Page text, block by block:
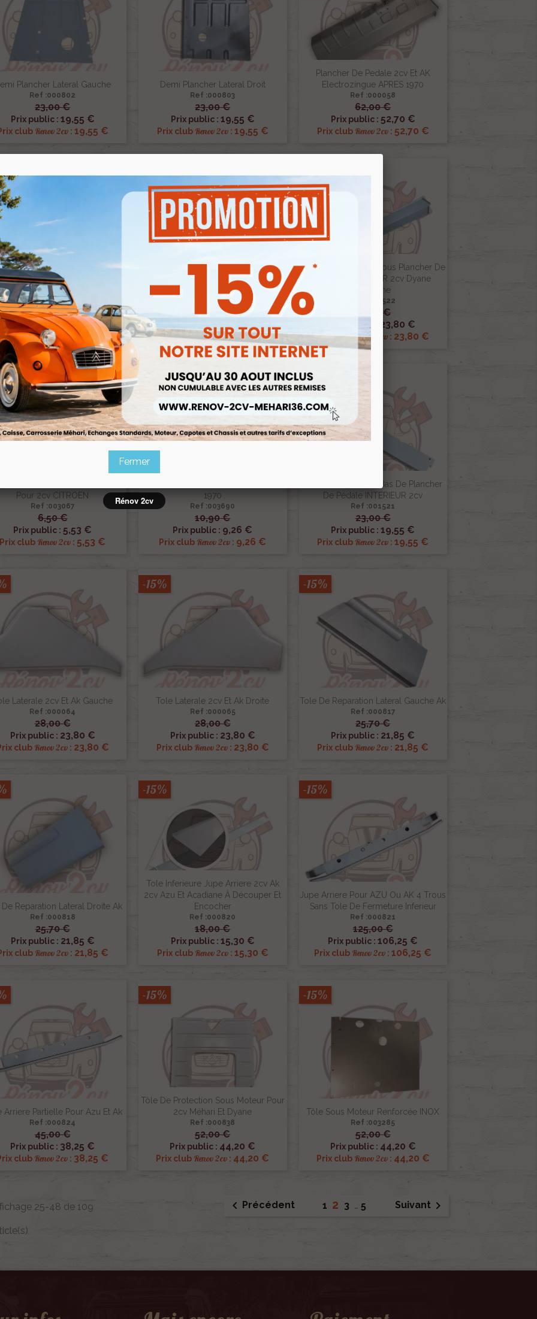
Plancher Lateral Gauche
Ref :000802
23,00 €
Prix public : 19,55 €
club Renov 2cv: 19,55 €
 Aperçu rapide
Demi Plancher Lateral Droit
Ref :000803
23,00 €
Prix public : 19,55 €
Prix club Renov 2cv: 19,55 €
 Aperçu rapide
Plancher De Pedale 2cv Et AK
Electrozingue APRES 1970
Ref :000058
62,00 €
Prix public : 52,70 €
Prix club Renov 2cv: 52,70 €
 Aperçu rapide
De Pedale 2cv Et AZU
AVANT 1970 Avec
Bagues En Bronze
Ref :000061
62,00 €
Prix public :52,70 €
clubRenov 2cv: 52,70 €
Aperçu rapide
Petit Plancher De Pedale De
Reparation INTERIEUR 2cv Avec
Ref :001656
26,00 €
Prix public : 22,10 €
Prix club Renov 2cv:22,10 €
-15%
Aperçu rapide
Tôle De Réparation Sous Plancher De
Pédale EXTERIEUR 2cv Dyane
Acadiane
Ref :001522
28,00 €
23,80 €
Prix clubRenov 2cv : 23,80 €
-15%
Aperçu rapide
Pour 2cv CITROEN
Ref :003067
6,50 €
Prix public : 5,53 €
Prix club Renov 2cv : 5,53 €
 Aperçu rapide
Renfort Guidage Pédale Ancien
1970
Ref :003690
10,90 €
Prix public : 9,26 €
Prix club Renov 2cv : 9,26 €
-15%
 Aperçu rapide
Tôle De Réparation Bas De Plancher
De Pédale INTERIEUR 2cv
Ref :001521
23,00 €
Prix public :19,55 €
Prix club Renov 2cv :19,55 €
-15%
 Aperçu rapide
Laterale 2cv Et Ak Gauche
Ref :000064
28,00 €
Prix public : 23,80 €
club Renov 2cv: 23,80 €
 Aperçu rapide
Tole Laterale 2cv Et Ak Droite
Ref :000065
28,00 €
Prix public : 23,80 €
Prix club Renov 2cv: 23,80 €
-15%
 Aperçu rapide
Tole De Reparation Lateral Gauche Ak
Ref :000817
25,70 €
Prix public : 21,85 €
Prix club Renov 2cv : 21,85 €
-15%
 Aperçu rapide
Reparation Lateral Droite Ak
Ref :000818
25,70 €
Prix public : 21,85 €
club Renov 2cv: 21,85 €
 Aperçu rapide
Tole Inferieure Jupe Arriere 2cv Ak
2cv Azu Et Acadiane À Découper Et
Encocher
Ref :000820
18,00 €
Prix public : 15,30 €
Prix club Renov 2cv: 15,30 €
-15%
 Aperçu rapide
Jupe Arriere Pour AZU Ou AK 4 Trous
Sans Tole De Fermeture Inferieur
Ref :000821
125,00 €
Prix public :106,25 €
Prix club Renov 2cv :106,25 €
-15%
 Aperçu rapide
Arriere Partielle Pour Azu Et Ak
Ref :000824
45,00 €
Prix public : 38,25 €
club Renov 2cv : 38,25 €
 Aperçu rapide
Tôle De Protection Sous Moteur Pour
2cv Méhari Et Dyane
Ref :000838
52,00 €
Prix public : 44,20 €
Prix club Renov 2cv : 44,20 €
-15%
 Aperçu rapide
Tôle Sous Moteur Renforcée INOX
Ref :003285
52,00 €
Prix public : 44,20 €
Prix club Renov 2cv: 44,20 €
-15%
 Aperçu rapide
25-48 de 109  Précédent 1 2 3 … 5 Suivant
Fermer
Rénov 2cv